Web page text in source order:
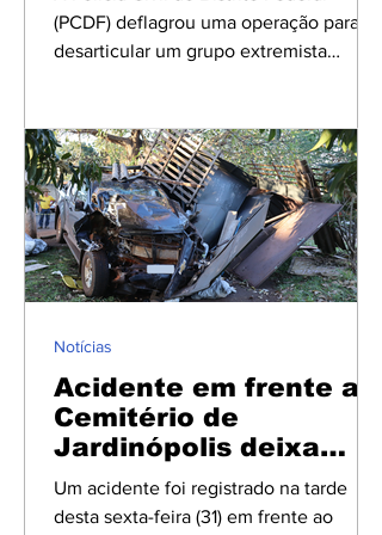
Brasília durante as
eleições
(PCDF) deflagrou uma operação para
desarticular um grupo extremista
de 2026. Segundo as investigações, os
integrantes também utilizavam
comunidades na plataforma Telegram
para disseminar conteúdos neonazistas,
antissemitas e misóginos. Batizada de
Rede Interrompida, a operação cumpriu
oito mandados de busca e apreensão
nos estados de São Paulo, Paraná,
Acidente em frente ao
Cemitério de
Jardinópolis deixa
caminhonete
destruída
Um acidente foi registrado na tarde
desta sexta-feira (31) em frente ao
Notícias